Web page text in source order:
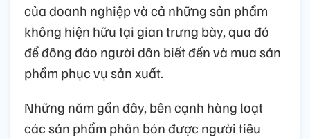
của doanh nghiệp và cả những sản phẩm
không hiện hữu tại gian trưng bày, qua đó
để đông đảo người dân biết đến và mua sản
phẩm phục vụ sản xuất.
Những năm gần đây, bên cạnh hàng loạt
các sản phẩm phân bón được người tiêu